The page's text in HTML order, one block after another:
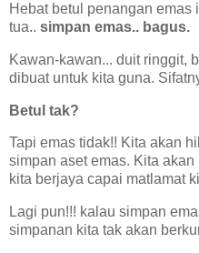
Hebat betul penangan emas
tua.. simpan emas.. bagus.
Kawan-kawan... duit ringgit,
dibuat untuk kita guna.
Betul tak?
Tapi emas tidak!! Kita akan
simpan aset emas. Kita
kita berjaya capai matlamat
Lagi pun!!! kalau simpan
simpanan kita tak akan